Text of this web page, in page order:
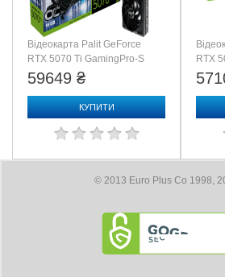
Відеокарта Palit GeForce
RTX 5070 Ti GamingPro-S
OC (NE7507TS19T2-
59649 ₴
КУПИТИ
RTX
16G
© 2013 Euro Plus Co 1998,